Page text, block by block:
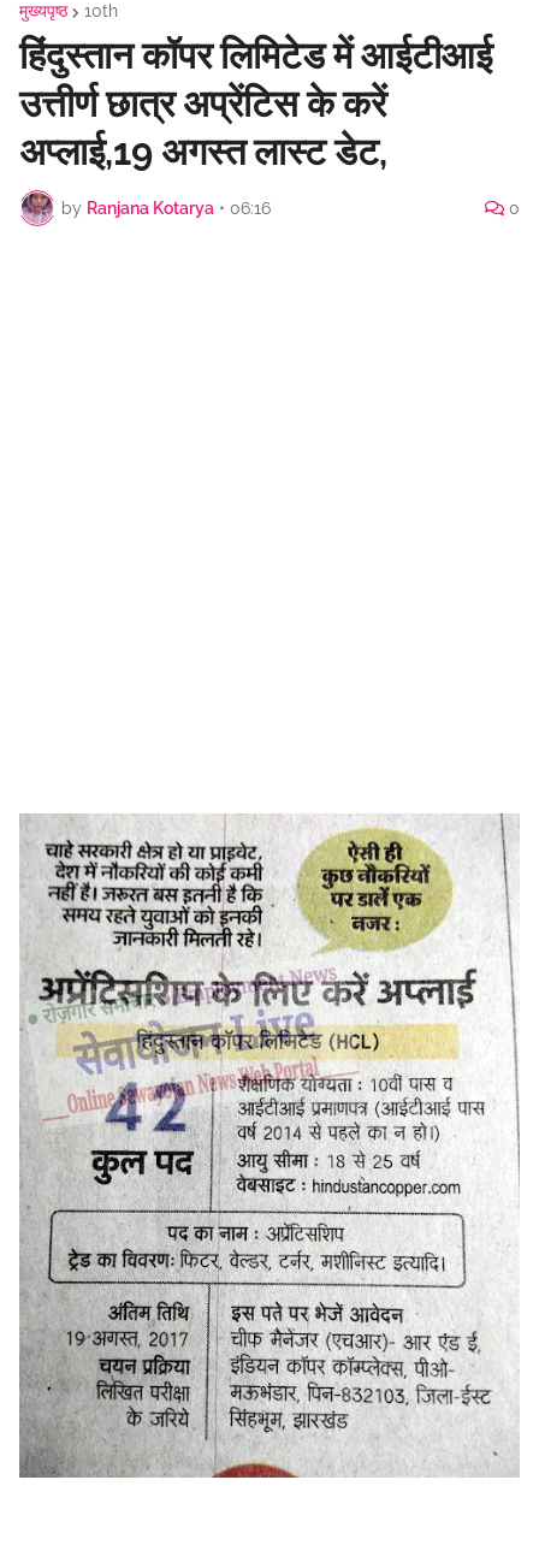
मुख्यपृष्ठ 10th
हिंदुस्तान कॉपर लिमिटेड में आईटीआई
उत्तीर्ण छात्र अप्रेंटिस के करें
अप्लाई,19 अगस्त लास्ट डेट,
by Ranjana Kotarya • 06:16 0